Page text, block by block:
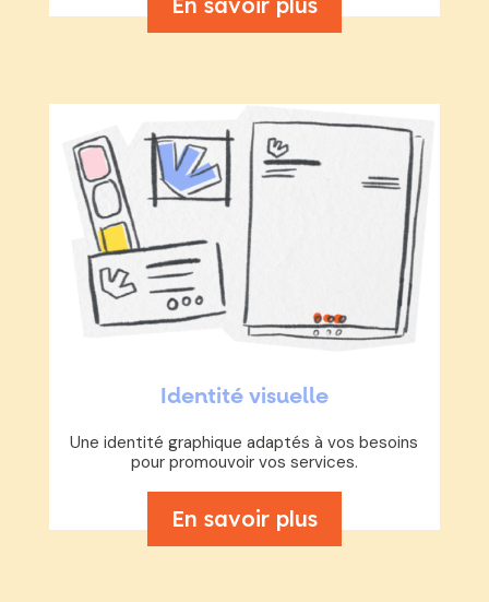
Identité visuelle
Une identité graphique adaptés à vos besoins
pour promouvoir vos services.
En savoir plus